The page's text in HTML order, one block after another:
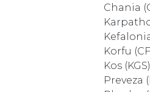
Chania
Korfu
Kos (KGS)
Preveza